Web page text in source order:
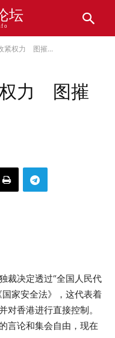
坛
紧权力 图摧...
权力 图摧
裁决定透过“全国人民代
家安全法》，这代表着
对香港进行直接控制。
言论和集会自由，现在